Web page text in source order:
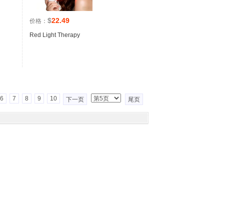
价格： $22.49
Red Light Therapy
6 7 8 9 10 下一页 尾页